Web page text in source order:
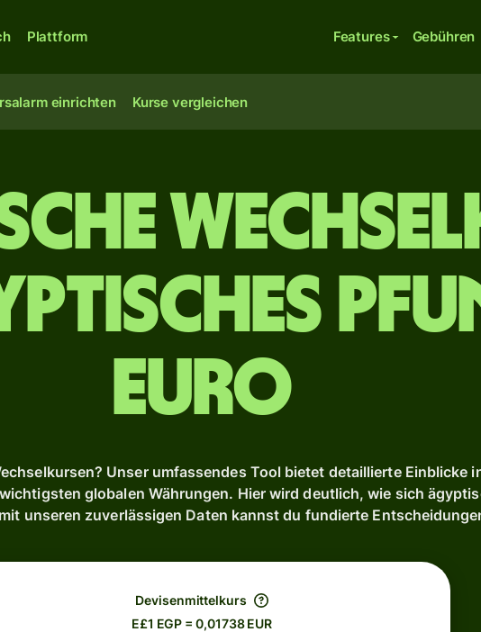
Plattform Features Gebühren
einrichten Kurse vergleichen
Euro
Unser umfassendes Tool bietet detaillierte Einblicke
globalen Währungen. Hier wird deutlich, wie sich
unseren zuverlässigen Daten kannst du fundierte
Devisenmittelkurs
E£1 EGP = 0,01738 EUR